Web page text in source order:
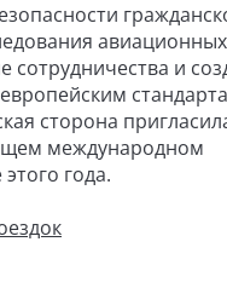
авиационных
и
сторона
международном
года.